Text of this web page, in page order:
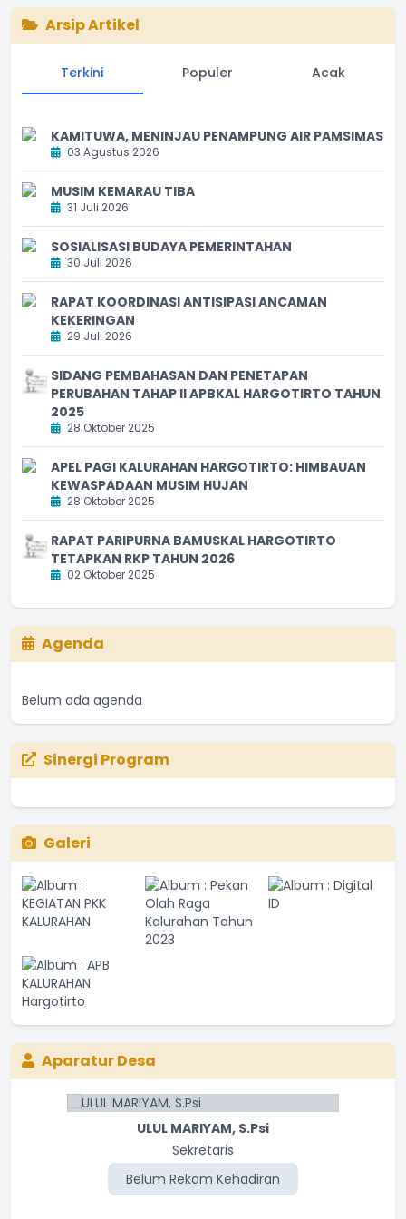
Arsip Artikel
Terkini Populer Acak
KAMITUWA, MENINJAU PENAMPUNG AIR PAMSIMAS
03 Agustus 2026
MUSIM KEMARAU TIBA
31 Juli 2026
SOSIALISASI BUDAYA PEMERINTAHAN
30 Juli 2026
RAPAT KOORDINASI ANTISIPASI ANCAMAN
KEKERINGAN
29 Juli 2026
SIDANG PEMBAHASAN DAN PENETAPAN
PERUBAHAN TAHAP II APBKAL HARGOTIRTO TAHUN
2025
28 Oktober 2025
APEL PAGI KALURAHAN HARGOTIRTO: HIMBAUAN
KEWASPADAAN MUSIM HUJAN
28 Oktober 2025
RAPAT PARIPURNA BAMUSKAL HARGOTIRTO
TETAPKAN RKP TAHUN 2026
02 Oktober 2025
Agenda
Belum ada agenda
Sinergi Program
Galeri
Aparatur Desa
ULUL MARIYAM, S.Psi
Sekretaris
Belum Rekam Kehadiran